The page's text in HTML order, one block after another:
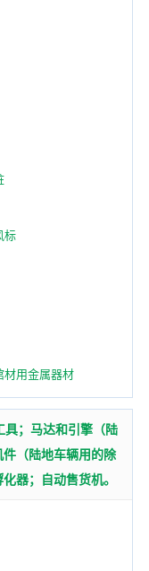
标
材用金属器材
具；马达和引擎（陆
（陆地车辆用的除
器；自动售货机。